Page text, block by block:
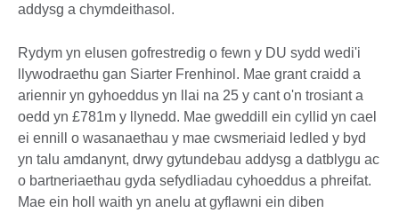
addysg a chymdeithasol.
Rydym yn elusen gofrestredig o fewn y DU sydd wedi'i
llywodraethu gan Siarter Frenhinol. Mae grant craidd a
ariennir yn gyhoeddus yn llai na 25 y cant o'n trosiant a
oedd yn £781m y llynedd. Mae gweddill ein cyllid yn cael
ei ennill o wasanaethau y mae cwsmeriaid ledled y byd
yn talu amdanynt, drwy gytundebau addysg a datblygu ac
o bartneriaethau gyda sefydliadau cyhoeddus a phreifat.
Mae ein holl waith yn anelu at gyflawni ein diben